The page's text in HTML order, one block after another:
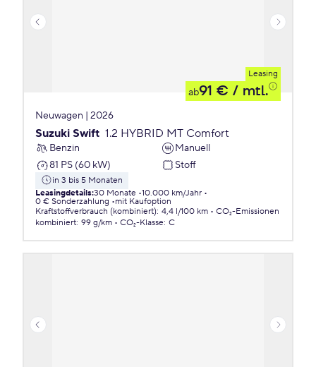
Leasing
ab91 € / mtl.
Neuwagen | 2026
Suzuki Swift 1.2 HYBRID MT Comfort
Benzin
Manuell
81 PS (60 kW)
Stoff
in 3 bis 5 Monaten
Leasingdetails:30 Monate 10.000 km/Jahr
0 € Sonderzahlung
mit Kaufoption
Kraftstoffverbrauch (kombiniert): 4,4 l/100 km
CO₂-Emissionen
kombiniert: 99 g/km CO₂-Klasse: C